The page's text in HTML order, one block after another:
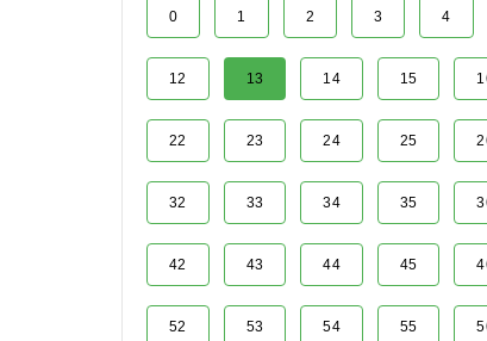
0 1 2 3 4
12 13 14 15
22 23 24 25
32 33 34 35
42 43 44 45
52 53 54 55